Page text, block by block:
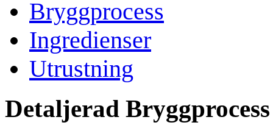
Bryggprocess
Ingredienser
Utrustning
Detaljerad Bryggprocess